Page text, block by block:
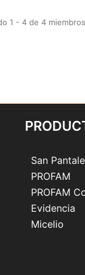
1 - 4 de 4 miembros
San
PROFAM
PROFAM
Evidencia
Micelio